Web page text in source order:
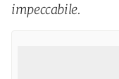
impeccabile.